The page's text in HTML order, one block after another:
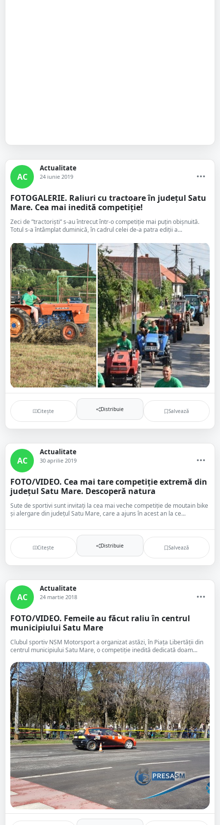
AC
Actualitate
24 iunie 2019
FOTOGALERIE. Raliuri cu tractoare în județul Satu
Mare. Cea mai inedită competiție!
Zeci de ”tractoriști” s-au întrecut într-o competiție mai puțin obișnuită.
Totul s-a întâmplat duminică, în cadrul celei de-a patra ediții a...
Citește Distribuie Salvează
AC
Actualitate
30 aprilie 2019
FOTO/VIDEO. Cea mai tare competiție extremă din
județul Satu Mare. Descoperă natura
Sute de sportivi sunt invitați la cea mai veche competiție de moutain bike
și alergare din județul Satu Mare, care a ajuns în acest an la ce...
Citește Distribuie Salvează
AC
Actualitate
24 martie 2018
FOTO/VIDEO. Femeile au făcut raliu în centrul
municipiului Satu Mare
Clubul sportiv NSM Motorsport a organizat astăzi, în Piața Libertății din
centrul municipiului Satu Mare, o competiție inedită dedicată doam...